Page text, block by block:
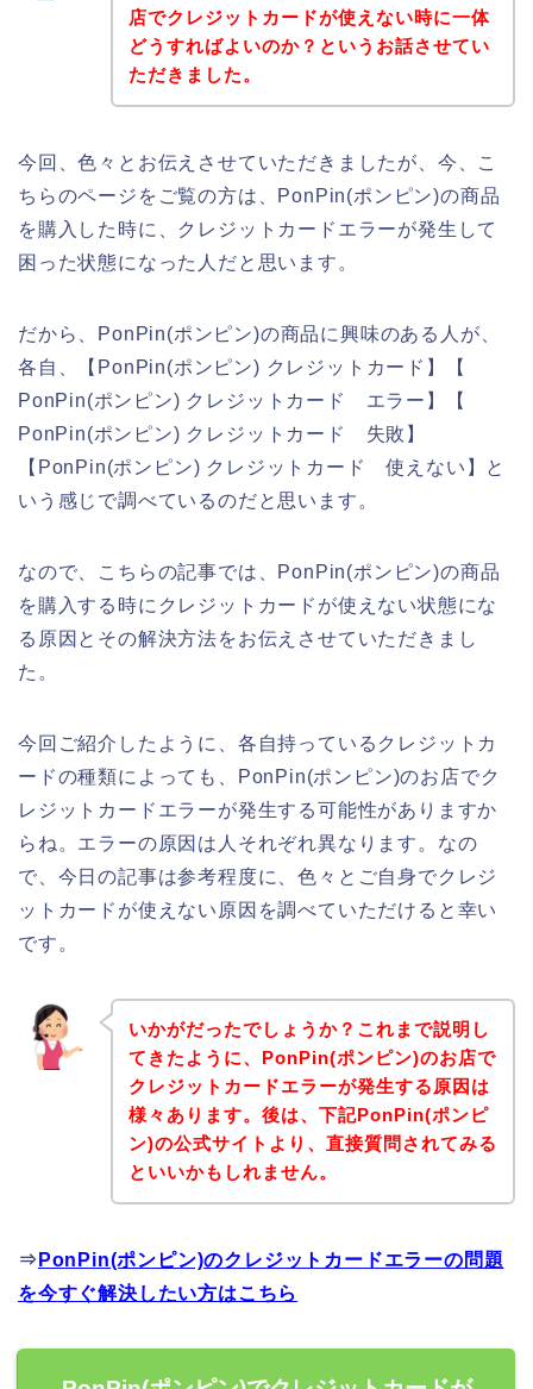
店でクレジットカードが使えない時に一体
どうすればよいのか？というお話させてい
ただきました。
今回、色々とお伝えさせていただきましたが、今、こ
ちらのページをご覧の方は、PonPin(ポンピン)の商品
を購入した時に、クレジットカードエラーが発生して
困った状態になった人だと思います。
だから、PonPin(ポンピン)の商品に興味のある人が、
各自、【PonPin(ポンピン) クレジットカード】【
PonPin(ポンピン) クレジットカード エラー】【
PonPin(ポンピン) クレジットカード 失敗】
【PonPin(ポンピン) クレジットカード 使えない】と
いう感じで調べているのだと思います。
なので、こちらの記事では、PonPin(ポンピン)の商品
を購入する時にクレジットカードが使えない状態にな
る原因とその解決方法をお伝えさせていただきまし
た。
今回ご紹介したように、各自持っているクレジットカ
ードの種類によっても、PonPin(ポンピン)のお店でク
レジットカードエラーが発生する可能性がありますか
らね。エラーの原因は人それぞれ異なります。なの
で、今日の記事は参考程度に、色々とご自身でクレジ
ットカードが使えない原因を調べていただけると幸い
です。
いかがだったでしょうか？これまで説明し
てきたように、PonPin(ポンピン)のお店で
クレジットカードエラーが発生する原因は
様々あります。後は、下記PonPin(ポンピ
ン)の公式サイトより、直接質問されてみる
といいかもしれません。
⇒ PonPin(ポンピン)のクレジットカードエラーの問題
を今すぐ解決したい方はこちら